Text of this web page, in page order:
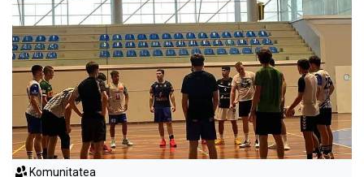
Komunitatea